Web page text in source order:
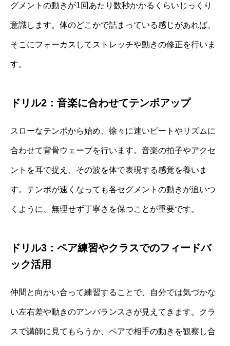
グメントの動きが1回あたり数秒かかるくらいじっくり
意識します。体のどこかで詰まっている感じがあれば、
そこにフォーカスしてストレッチや動きの修正を行いま
す。
ドリル2：音楽に合わせてテンポアップ
スローなテンポから始め、徐々に速いビートやリズムに
合わせて背骨ウェーブを行います。音楽の拍子やアクセ
ントを耳で捉え、その波を体で表現する感覚を養いま
す。テンポが速くなっても各セグメントの動きが追いつ
くように、無理せず丁寧さを保つことが重要です。
ドリル3：ペア練習やクラスでのフィードバ
ック活用
仲間と向かい合って練習することで、自分では気づかな
い左右差や動きのアンバランスさが見えてきます。クラ
スで講師に見てもらうか、ペアで相手の動きを観察し合